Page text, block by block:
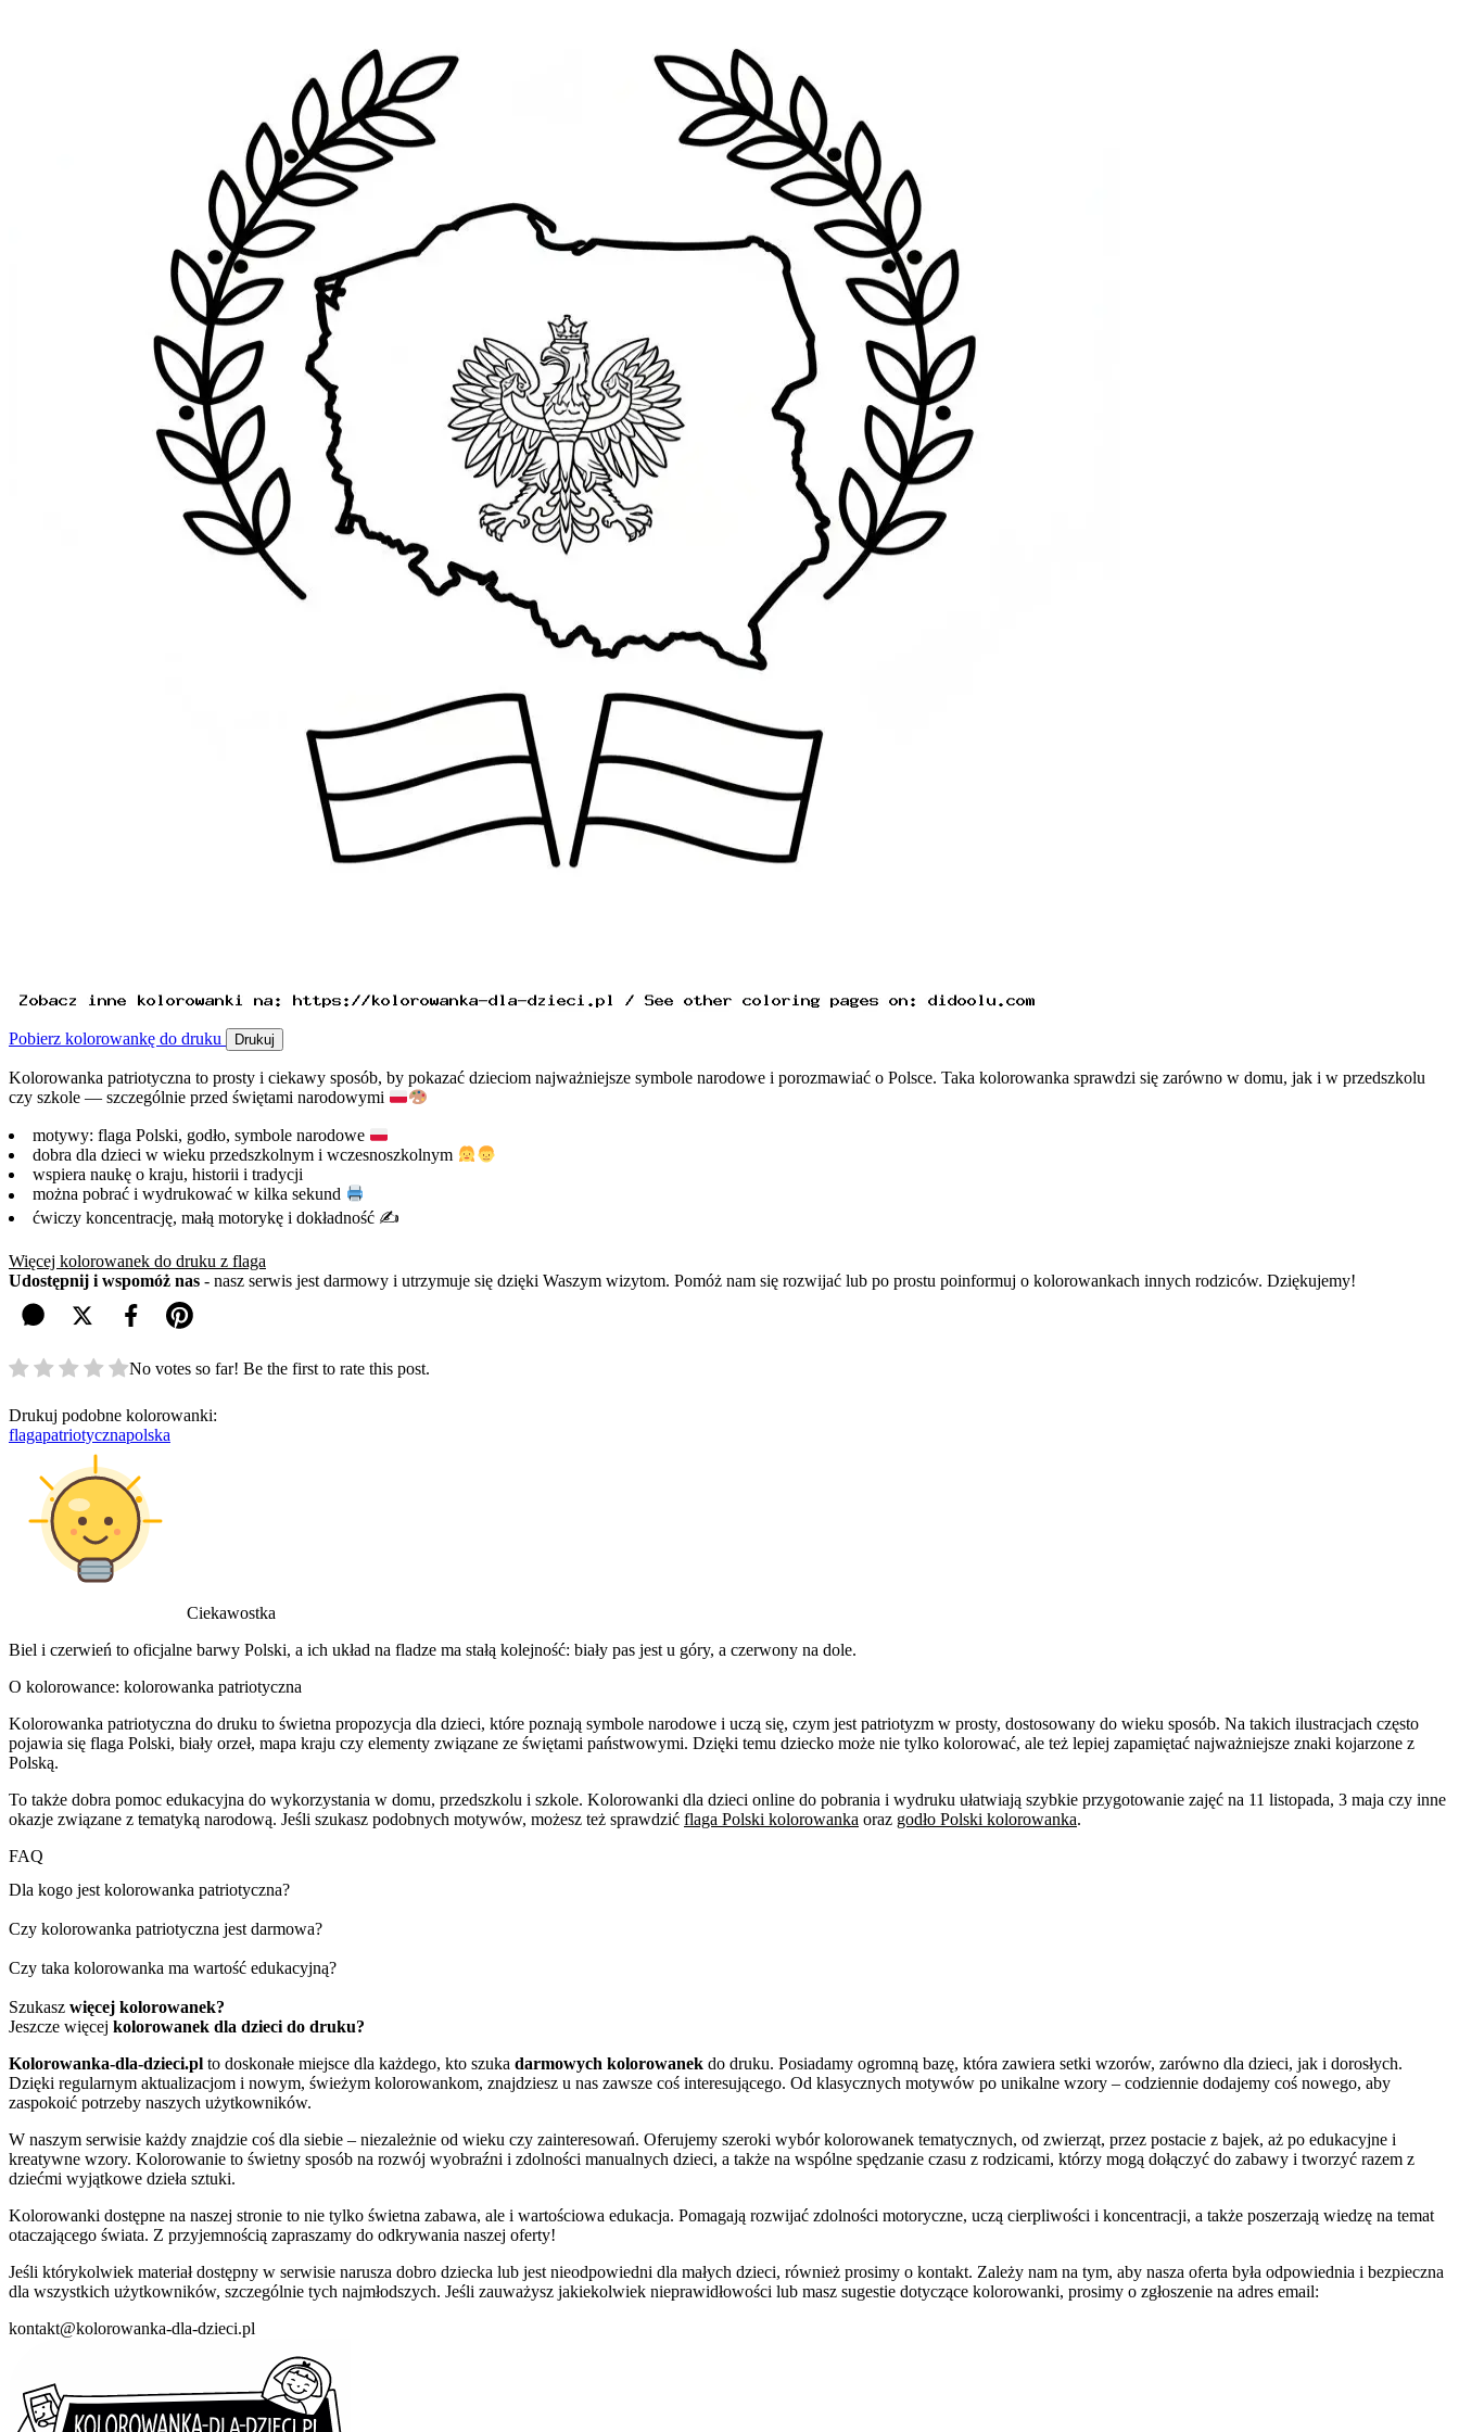
Pobierz kolorowankę do druku Drukuj
Kolorowanka patriotyczna to prosty i ciekawy sposób, by pokazać dzieciom najważniejsze symbole narodowe i porozmawiać o Polsce. Taka kolorowanka sprawdzi się zarówno w domu, jak i w przedszkolu
czy szkole — szczególnie przed świętami narodowymi
motywy: flaga Polski, godło, symbole narodowe
dobra dla dzieci w wieku przedszkolnym i wczesnoszkolnym
wspiera naukę o kraju, historii i tradycji
można pobrać i wydrukować w kilka sekund
ćwiczy koncentrację, małą motorykę i dokładność ✍️
Więcej kolorowanek do druku z flaga
Udostępnij i wspomóż nas - nasz serwis jest darmowy i utrzymuje się dzięki Waszym wizytom. Pomóż nam się rozwijać lub po prostu poinformuj o kolorowankach innych rodziców. Dziękujemy!
No votes so far! Be the first to rate this post.
Drukuj podobne kolorowanki:
flagapatriotycznapolska
Ciekawostka
Biel i czerwień to oficjalne barwy Polski, a ich układ na fladze ma stałą kolejność: biały pas jest u góry, a czerwony na dole.
O kolorowance: kolorowanka patriotyczna
Kolorowanka patriotyczna do druku to świetna propozycja dla dzieci, które poznają symbole narodowe i uczą się, czym jest patriotyzm w prosty, dostosowany do wieku sposób. Na takich ilustracjach często
pojawia się flaga Polski, biały orzeł, mapa kraju czy elementy związane ze świętami państwowymi. Dzięki temu dziecko może nie tylko kolorować, ale też lepiej zapamiętać najważniejsze znaki kojarzone z
Polską.
To także dobra pomoc edukacyjna do wykorzystania w domu, przedszkolu i szkole. Kolorowanki dla dzieci online do pobrania i wydruku ułatwiają szybkie przygotowanie zajęć na 11 listopada, 3 maja czy inne
okazje związane z tematyką narodową. Jeśli szukasz podobnych motywów, możesz też sprawdzić flaga Polski kolorowanka oraz godło Polski kolorowanka.
FAQ
Dla kogo jest kolorowanka patriotyczna?
Czy kolorowanka patriotyczna jest darmowa?
Czy taka kolorowanka ma wartość edukacyjną?
Szukasz więcej kolorowanek?
Jeszcze więcej kolorowanek dla dzieci do druku?
Kolorowanka-dla-dzieci.pl to doskonałe miejsce dla każdego, kto szuka darmowych kolorowanek do druku. Posiadamy ogromną bazę, która zawiera setki wzorów, zarówno dla dzieci, jak i dorosłych.
Dzięki regularnym aktualizacjom i nowym, świeżym kolorowankom, znajdziesz u nas zawsze coś interesującego. Od klasycznych motywów po unikalne wzory – codziennie dodajemy coś nowego, aby
zaspokoić potrzeby naszych użytkowników.
W naszym serwisie każdy znajdzie coś dla siebie – niezależnie od wieku czy zainteresowań. Oferujemy szeroki wybór kolorowanek tematycznych, od zwierząt, przez postacie z bajek, aż po edukacyjne i
kreatywne wzory. Kolorowanie to świetny sposób na rozwój wyobraźni i zdolności manualnych dzieci, a także na wspólne spędzanie czasu z rodzicami, którzy mogą dołączyć do zabawy i tworzyć razem z
dziećmi wyjątkowe dzieła sztuki.
Kolorowanki dostępne na naszej stronie to nie tylko świetna zabawa, ale i wartościowa edukacja. Pomagają rozwijać zdolności motoryczne, uczą cierpliwości i koncentracji, a także poszerzają wiedzę na temat
otaczającego świata. Z przyjemnością zapraszamy do odkrywania naszej oferty!
Jeśli którykolwiek materiał dostępny w serwisie narusza dobro dziecka lub jest nieodpowiedni dla małych dzieci, również prosimy o kontakt. Zależy nam na tym, aby nasza oferta była odpowiednia i bezpieczna
dla wszystkich użytkowników, szczególnie tych najmłodszych. Jeśli zauważysz jakiekolwiek nieprawidłowości lub masz sugestie dotyczące kolorowanki, prosimy o zgłoszenie na adres email:
kontakt@kolorowanka-dla-dzieci.pl